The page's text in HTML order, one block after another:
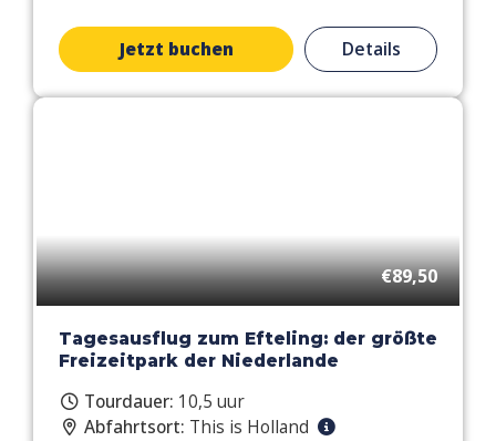
Jetzt buchen Details
€89,50
Tagesausflug zum Efteling: der größte
Freizeitpark der Niederlande
Tourdauer: 10,5 uur
Abfahrtsort: This is Holland